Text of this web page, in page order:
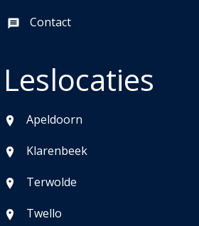
Contact
Leslocaties
Apeldoorn
Klarenbeek
Terwolde
Twello